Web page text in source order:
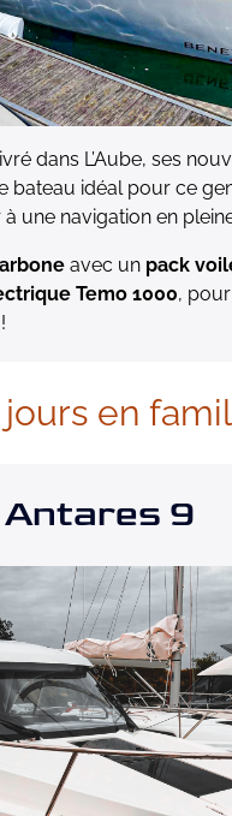
dans L’Aube, ses
bateau idéal pour ce
une navigation en
avec un pack
Temo 1000,
en
Antares 9